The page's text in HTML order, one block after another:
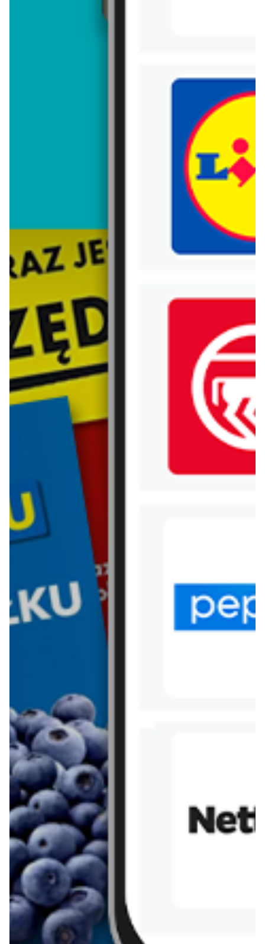
Trafiłeś na nieaktualną gazetkę
Zobacz aktualne gazetki Blix!
Hebe
aktualna
Rossmann
Nowe MEGA PROMOCJE - od 6.08
WIĘCEJ GAZETEK HEBE